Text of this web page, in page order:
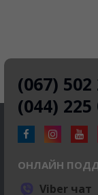
(067) 502
(044) 225
ОНЛАЙН
Viber чат